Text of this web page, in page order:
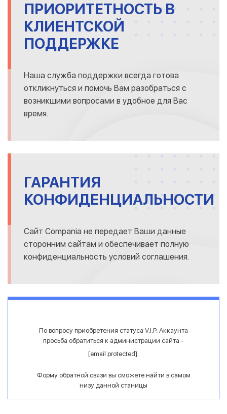
ПРИОРИТЕТНОСТЬ В
КЛИЕНТСКОЙ
ПОДДЕРЖКЕ
Наша служба поддержки всегда готова
откликнуться и помочь Вам разобраться с
возникшими вопросами в удобное для Вас
время.
ГАРАНТИЯ
КОНФИДЕНЦИАЛЬНОСТИ
Сайт Compania не передает Ваши данные
сторонним сайтам и обеспечивает полную
конфиденциальность условий соглашения.
По вопросу приобретения статуса V.I.P. Аккаунта
просьба обратиться к администрации сайта -
[email protected].
Форму обратной связи вы сможете найти в самом
низу данной станицы